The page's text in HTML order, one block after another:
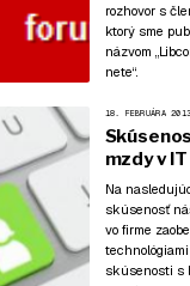
rozhovor s
ktorý sme
názvom
nete“.
18. FEBRUÁRA 2013
mzdy v
Na
skúsenosť
vo firme
skúsenosti s